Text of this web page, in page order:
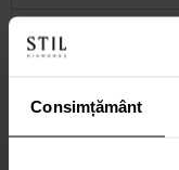
Consimțământ